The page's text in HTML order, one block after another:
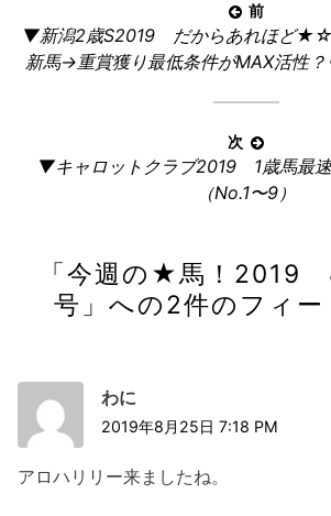
稿
ナ
ー
前
前
の
▼新潟2歳S2019 だからあれほど★☆
新馬→重賞獲り最低条件がMAX活性？
次
次
▼キャロットクラブ2019 1歳馬最
（No.1〜9）
「今週の★馬！2019
号 」への2件のフィー
わに
2019年8月25日 7:18 PM
アロハリリー来ましたね。